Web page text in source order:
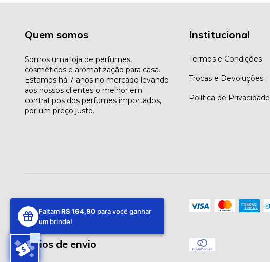
FaltamR$ 164,90 para você ganhar
um brinde!
Quem somos
Somos uma loja de perfumes,
cosméticos e aromatização para casa.
Estamos há 7 anos no mercado levando
aos nossos clientes o melhor em
contratipos dos perfumes importados,
por um preço justo.
Institucional
Termos e Condições
Trocas e Devoluções
Política de Privacidade
Meios de pagamento
Meios de envio